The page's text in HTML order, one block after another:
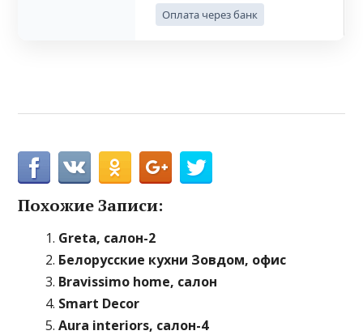
Оплата через банк
Похожие Записи:
Greta, салон-2
Белорусские кухни Зовдом, офис
Bravissimo home, салон
Smart Decor
Aura interiors, салон-4